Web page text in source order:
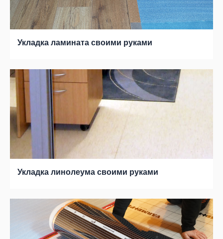
Укладка ламината своими руками
Укладка линолеума своими руками